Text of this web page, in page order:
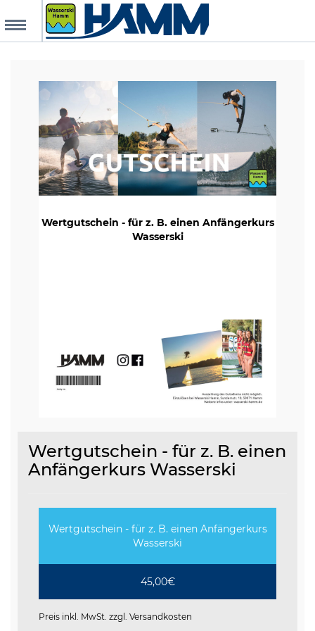
Top Card
Wertgutschein - für z. B. einen Anfängerkurs
Wasserski
Wertgutschein - für z. B. einen
Anfängerkurs Wasserski
Wertgutschein - für z. B. einen Anfängerkurs
Wasserski
45,00€
Preis inkl. MwSt. zzgl. Versandkosten